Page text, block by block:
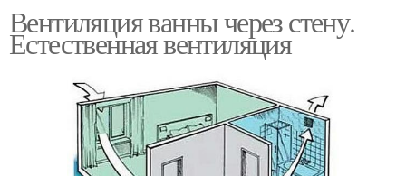
Вентиляция ванны через стену.
Естественная вентиляция